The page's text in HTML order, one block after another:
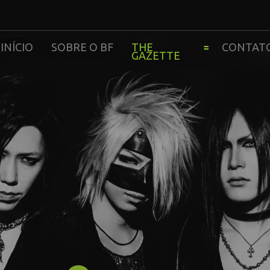
INÍCIO SOBRE O BF THE
GAZETTE